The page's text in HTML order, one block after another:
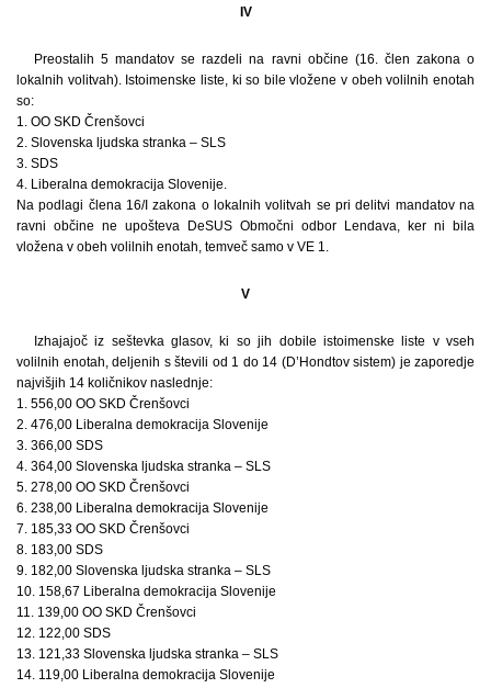
IV
Preostalih 5 mandatov se razdeli na ravni občine (16. člen zakona o
lokalnih volitvah). Istoimenske liste, ki so bile vložene v obeh volilnih enotah
so:
1. OO SKD Črenšovci
2. Slovenska ljudska stranka – SLS
3. SDS
4. Liberalna demokracija Slovenije.
Na podlagi člena 16/I zakona o lokalnih volitvah se pri delitvi mandatov na
ravni občine ne upošteva DeSUS Območni odbor Lendava, ker ni bila
vložena v obeh volilnih enotah, temveč samo v VE 1.
V
Izhajajoč iz seštevka glasov, ki so jih dobile istoimenske liste v vseh
volilnih enotah, deljenih s števili od 1 do 14 (D’Hondtov sistem) je zaporedje
najvišjih 14 količnikov naslednje:
1. 556,00 OO SKD Črenšovci
2. 476,00 Liberalna demokracija Slovenije
3. 366,00 SDS
4. 364,00 Slovenska ljudska stranka – SLS
5. 278,00 OO SKD Črenšovci
6. 238,00 Liberalna demokracija Slovenije
7. 185,33 OO SKD Črenšovci
8. 183,00 SDS
9. 182,00 Slovenska ljudska stranka – SLS
10. 158,67 Liberalna demokracija Slovenije
11. 139,00 OO SKD Črenšovci
12. 122,00 SDS
13. 121,33 Slovenska ljudska stranka – SLS
14. 119,00 Liberalna demokracija Slovenije